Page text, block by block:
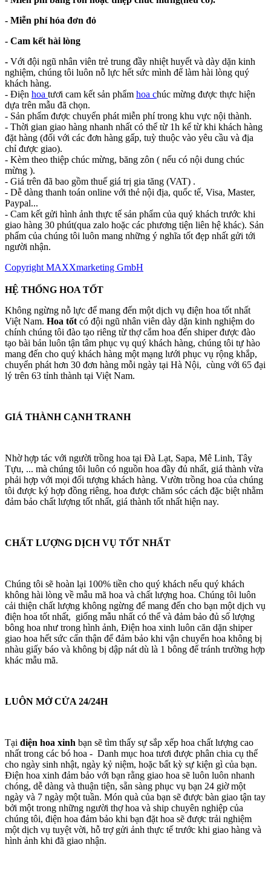
- Miễn phí hóa đơn đỏ
- Cam kết hài lòng
- Với đội ngũ nhân viên trẻ trung đầy nhiệt huyết và dày dặn kinh
nghiệm, chúng tôi luôn nỗ lực hết sức mình để làm hài lòng quý
khách hàng.
- Điện hoa tươi cam kết sản phẩm hoa chúc mừng được thực hiện
dựa trên mẫu đã chọn.
- Sản phẩm được chuyển phát miễn phí trong khu vực nội thành.
- Thời gian giao hàng nhanh nhất có thể từ 1h kể từ khi khách hàng
đặt hàng (đối với các đơn hàng gấp, tuỳ thuộc vào yêu cầu và địa
chỉ được giao).
- Kèm theo thiệp chúc mừng, băng zôn ( nếu có nội dung chúc
mừng ).
- Giá trên đã bao gồm thuế giá trị gia tăng (VAT) .
- Dễ dàng thanh toán online với thẻ nội địa, quốc tế, Visa, Master,
Paypal...
- Cam kết gửi hình ảnh thực tế sản phẩm của quý khách trước khi
giao hàng 30 phút(qua zalo hoặc các phương tiện liên hệ khác). Sản
phẩm của chúng tôi luôn mang những ý nghĩa tốt đẹp nhất gửi tới
người nhận.
Copyright MAXXmarketing GmbH
HỆ THỐNG HOA TỐT
Không ngừng nỗ lực để mang đến một dịch vụ điện hoa tốt nhất
Việt Nam. Hoa tốt có đội ngũ nhân viên dày dặn kinh nghiệm do
chính chúng tôi đào tạo riêng từ thợ cắm hoa đến shiper được đào
tạo bài bản luôn tận tâm phục vụ quý khách hàng, chúng tôi tự hào
mang đến cho quý khách hàng một mạng lưới phục vụ rộng khắp,
chuyển phát hơn 30 đơn hàng mỗi ngày tại Hà Nội, cùng với 65 đại
lý trên 63 tỉnh thành tại Việt Nam.
GIÁ THÀNH CẠNH TRANH
Nhờ hợp tác với người trồng hoa tại Đà Lạt, Sapa, Mê Linh, Tây
Tựu, ... mà chúng tôi luôn có nguồn hoa đầy đủ nhất, giá thành vừa
phải hợp với mọi đối tượng khách hàng. Vườn trồng hoa của chúng
tôi được ký hợp đồng riêng, hoa được chăm sóc cách đặc biệt nhằm
đảm bảo chất lượng tốt nhất, giá thành tốt nhất hiện nay.
CHẤT LƯỢNG DỊCH VỤ TỐT NHẤT
Chúng tôi sẽ hoàn lại 100% tiền cho quý khách nếu quý khách
không hài lòng về mẫu mã hoa và chất lượng hoa. Chúng tôi luôn
cải thiện chất lượng không ngừng để mang đến cho bạn một dịch vụ
điện hoa tốt nhất, giống mẫu nhất có thể và đảm bảo đủ số lượng
bông hoa như trong hình ảnh, Điện hoa xinh luôn căn dặn shiper
giao hoa hết sức cẩn thận để đảm bảo khi vận chuyển hoa không bị
nhàu giấy báo và không bị dập nát dù là 1 bông để tránh trường hợp
khác mẫu mã.
LUÔN MỞ CỬA 24/24H
Tại điện hoa xinh bạn sẽ tìm thấy sự sắp xếp hoa chất lượng cao
nhất trong các bó hoa - Danh mục hoa tươi được phân chia cụ thể
cho ngày sinh nhật, ngày kỷ niệm, hoặc bất kỳ sự kiện gì của bạn.
Điện hoa xinh đảm bảo với bạn rằng giao hoa sẽ luôn luôn nhanh
chóng, dễ dàng và thuận tiện, sẵn sàng phục vụ bạn 24 giờ một
ngày và 7 ngày một tuần. Món quà của bạn sẽ được bàn giao tận tay
bởi một trong những người thợ hoa và ship chuyên nghiệp của
chúng tôi, điện hoa đảm bảo khi bạn đặt hoa sẽ được trải nghiệm
một dịch vụ tuyệt vời, hỗ trợ gửi ảnh thực tế trước khi giao hàng và
hình ảnh khi đã giao nhận.